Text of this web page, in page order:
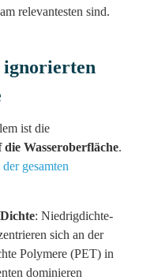
relevantesten sind.
ignorierten
ist die
Wasseroberfläche.
gesamten
: Niedrigdichte-
sich an der
Polymere (PET) in
dominieren